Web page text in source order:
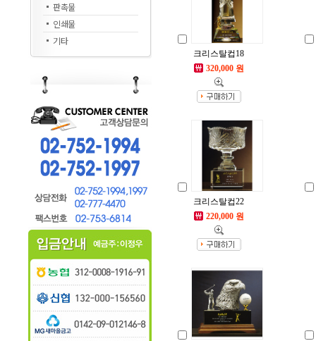
판촉물
인쇄물
기타
크리스탈컵18
320,000 원
크리스탈컵22
220,000 원